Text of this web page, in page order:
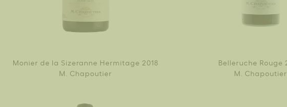
Monier de la Sizeranne Hermitage 2018
M. Chapoutier
Belleruche Rouge
M. Chapoutier